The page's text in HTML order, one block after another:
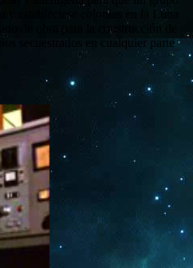
y estableciese colonias en la Luna
de obra para la construcción de
secuestrados en cualquier parte